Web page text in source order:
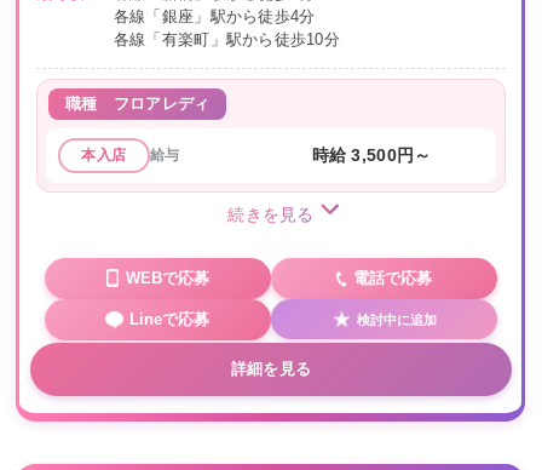
各線「銀座」駅から徒歩4分
各線「有楽町」駅から徒歩10分
職種 フロアレディ
本入店 給与 時給 3,500円～
続きを見る
WEBで応募 電話で応募
Lineで応募 検討中に追加
詳細を見る